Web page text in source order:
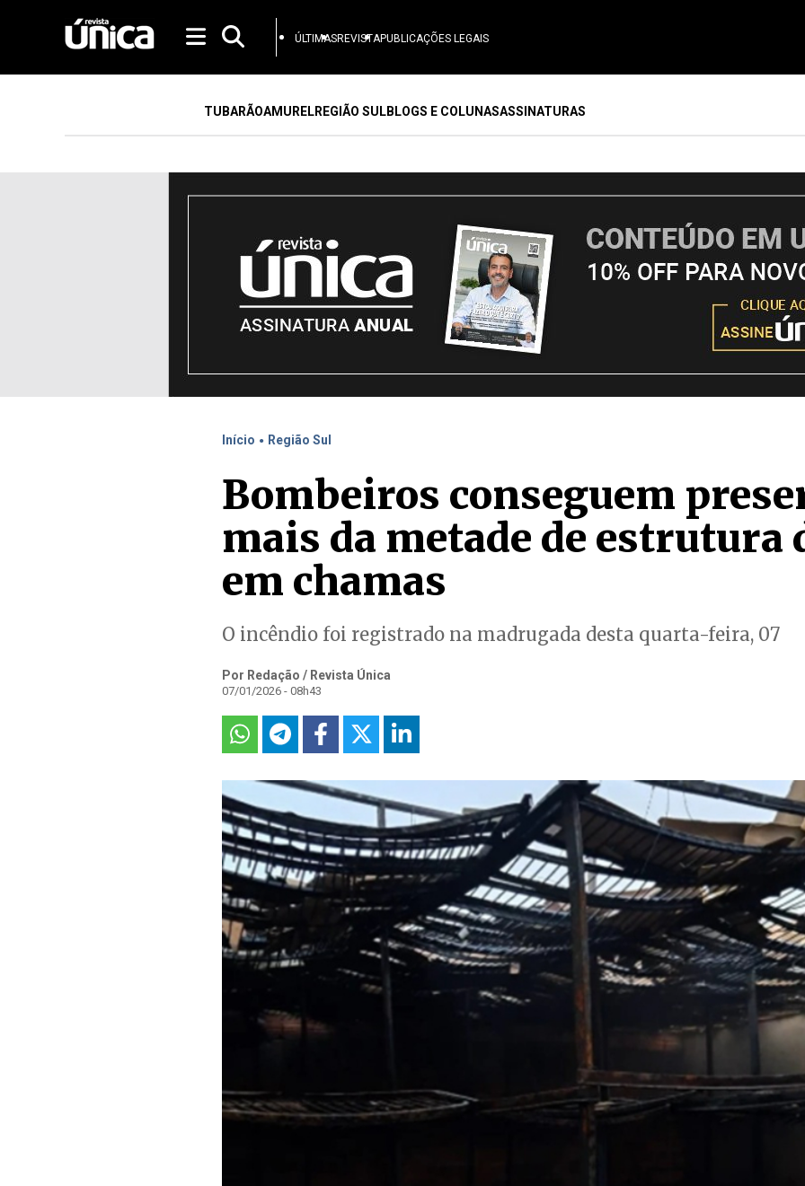
ÚLTIMASREVISTAPUBLICAÇÕES LEGAIS
TUBARÃOAMURELREGIÃO SULBLOGS E COLUNASASSINATURAS
Início . Região Sul
Bombeiros conseguem
mais da metade de estrutura
em chamas
O incêndio foi registrado na madrugada desta quarta-feira, 07
Por Redação / Revista Única
07/01/2026 - 08h43